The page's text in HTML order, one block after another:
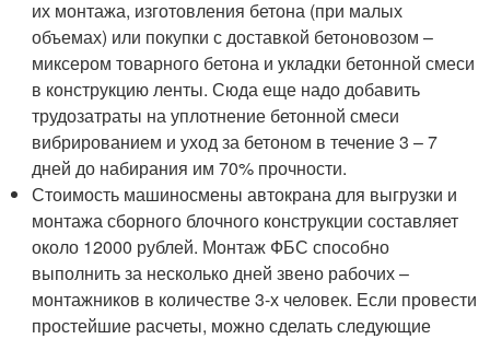
их монтажа, изготовления бетона (при малых
объемах) или покупки с доставкой бетоновозом –
миксером товарного бетона и укладки бетонной смеси
в конструкцию ленты. Сюда еще надо добавить
трудозатраты на уплотнение бетонной смеси
вибрированием и уход за бетоном в течение 3 – 7
дней до набирания им 70% прочности.
Стоимость машиносмены автокрана для выгрузки и
монтажа сборного блочного конструкции составляет
около 12000 рублей. Монтаж ФБС способно
выполнить за несколько дней звено рабочих –
монтажников в количестве 3-х человек. Если провести
простейшие расчеты, можно сделать следующие